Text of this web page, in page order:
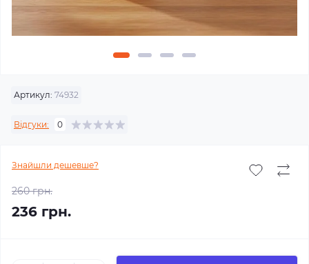
Артикул: 74932
Відгуки: 0
Знайшли дешевше?
260 грн.
236 грн.